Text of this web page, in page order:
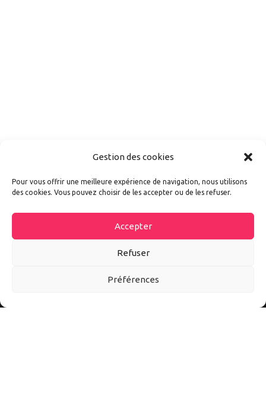
Gestion des cookies
Pour vous offrir une meilleure expérience de navigation, nous utilisons
des cookies. Vous pouvez choisir de les accepter ou de les refuser.
Accepter
Refuser
Préférences